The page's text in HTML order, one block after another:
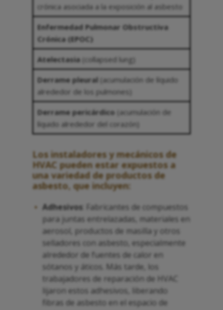
crónica asociada a la exposición al asbesto
Enfermedad Pulmonar Obstructiva
Crónica (EPOC)
Atelectasia (collapsed lung)
Derrame pleural(acumulación de líquido
alrededor de los pulmones)
Derrame pericárdico (acumulación de
líquido alrededor del corazón)
Los instaladores y mecánicos de
HVAC pueden estar expuestos a
una variedad de productos de
asbesto, que incluyen:
Adhesivos : Fabricantes de compuestos
para juntas entrelazadas, materiales en
aerosol, productos de masilla y otros
selladores con asbesto, especialmente
alrededor de fuentes de calor en
sótanos y áticos. Más tarde, los
trabajadores de reparación de HVAC
lijaron estos adhesivos, liberando
fibras de asbesto en el espacio de